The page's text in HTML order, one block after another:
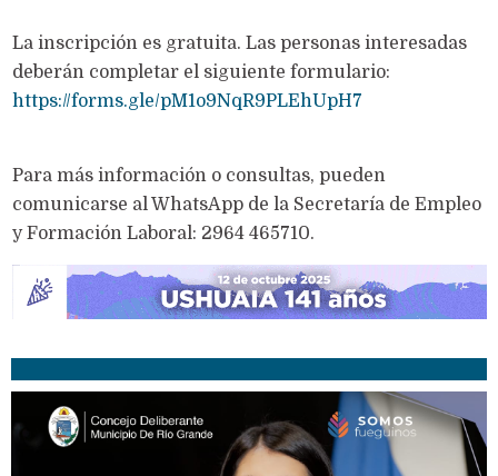
La inscripción es gratuita. Las personas interesadas
deberán completar el siguiente formulario:
https://forms.gle/pM1o9NqR9PLEhUpH7
Para más información o consultas, pueden
comunicarse al WhatsApp de la Secretaría de Empleo
y Formación Laboral: 2964 465710.